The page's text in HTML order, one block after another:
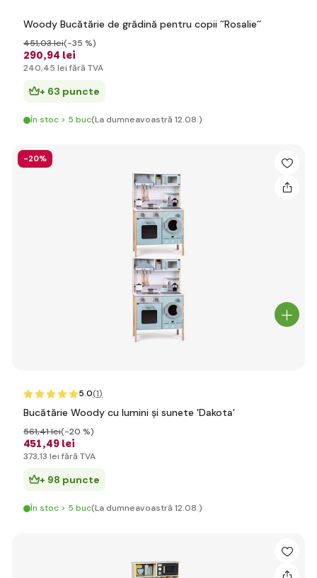
Woody Bucătărie de grădină pentru copii ´´Rosalie´´
290,94 lei
451,03 lei(-35 %)
240,45 lei fără TVA
+ 63 puncte
În stoc > 5 buc(La dumneavoastră 12.08.)
-20%
5.0(1)
Bucătărie Woody cu lumini și sunete 'Dakota'
451,49 lei
561,41 lei(-20 %)
373,13 lei fără TVA
+ 98 puncte
În stoc > 5 buc(La dumneavoastră 12.08.)